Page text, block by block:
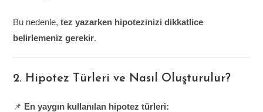
Bu nedenle,tez yazarken hipotezinizi dikkatlice
belirlemeniz gerekir.
2. Hipotez Türleri ve Nasıl Oluşturulur?
📌 En yaygın kullanılan hipotez türleri: